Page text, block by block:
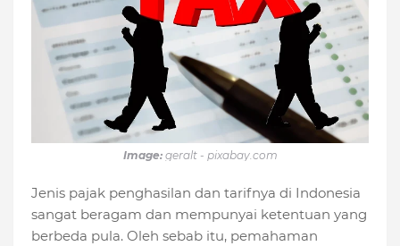
Image:geralt - pixabay.com
Jenis pajak penghasilan dan tarifnya di Indonesia
sangat beragam dan mempunyai ketentuan yang
berbeda pula. Oleh sebab itu, pemahaman